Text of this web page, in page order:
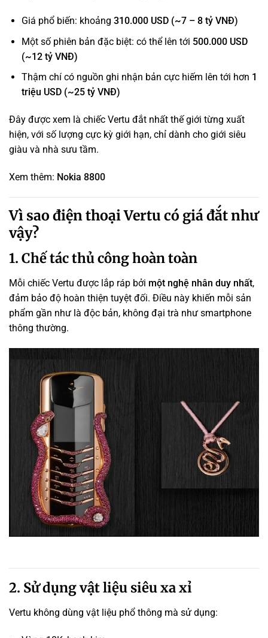
Giá phổ biến: khoảng 310.000 USD (~7 – 8 tỷ VNĐ)
Một số phiên bản đặc biệt: có thể lên tới 500.000 USD
(~12 tỷ VNĐ)
Thậm chí có nguồn ghi nhận bản cực hiếm lên tới hơn 1
triệu USD (~25 tỷ VNĐ)
Đây được xem là chiếc Vertu đắt nhất thế giới từng xuất
hiện, với số lượng cực kỳ giới hạn, chỉ dành cho giới siêu
giàu và nhà sưu tầm.
Xem thêm: Nokia 8800
Vì sao điện thoại Vertu có giá đắt như
vậy?
1. Chế tác thủ công hoàn toàn
Mỗi chiếc Vertu được lắp ráp bởi một nghệ nhân duy nhất,
đảm bảo độ hoàn thiện tuyệt đối. Điều này khiến mỗi sản
phẩm gần như là độc bản, không đại trà như smartphone
thông thường.
2. Sử dụng vật liệu siêu xa xỉ
Vertu không dùng vật liệu phổ thông mà sử dụng: